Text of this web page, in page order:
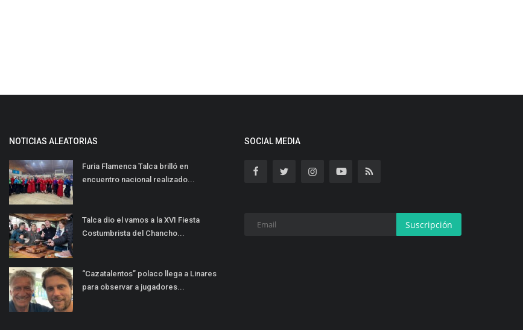
NOTICIAS ALEATORIAS
Furia Flamenca Talca brilló en
encuentro nacional realizado...
Talca dio el vamos a la XVI Fiesta
Costumbrista del Chancho...
“Cazatalentos” polaco llega a Linares
para observar a jugadores...
SOCIAL MEDIA
Suscripción